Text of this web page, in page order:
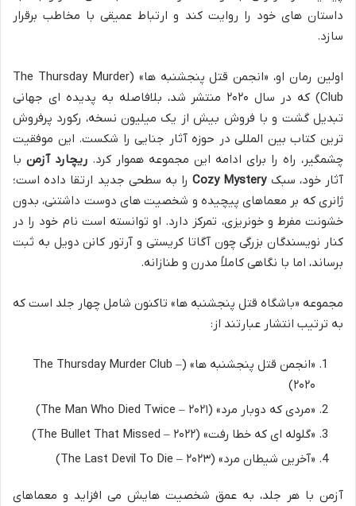
داستان های خود را روایت کند و ارتباط عمیقی با مخاطب برقرار
سازد.
اولین رمان او، «انجمن قتل پنجشنبه ها» (The Thursday Murder
Club) که در سال ۲۰۲۰ منتشر شد، بلافاصله به پدیده ای جهانی
تبدیل گشت و با فروش بیش از یک میلیون نسخه، رکورد پرفروش
ترین کتاب بین المللی در حوزه آثار جنایی را شکست. این موفقیت
چشمگیر، راه را برای ادامه این مجموعه هموار کرد. ریچارد آزمن با
آثار خود، سبکCozy Mysteryرا به سطحی جدید ارتقا داده است؛
ژانری که بر معماهای پیچیده و شخصیت های دوست داشتنی، بدون
خشونت مفرط و خونریزی، تمرکز دارد. او توانسته است نام خود را در
کنار نویسندگان بزرگی چون آگاتا کریستی و آرتور کانن دویل به ثبت
برساند، اما با نگاهی کاملاً مدرن و طنازانه.
مجموعه «باشگاه قتل پنجشنبه ها» تاکنون شامل چهار جلد است که
به ترتیب انتشار عبارتند از:
«انجمن قتل پنجشنبه ها» (The Thursday Murder Club –
۲۰۲۰)
«مردی که دوبار مرد» (The Man Who Died Twice – ۲۰۲۱)
«گلوله ای که خطا رفت» (The Bullet That Missed – ۲۰۲۲)
«آخرین شیطان مرد» (The Last Devil To Die – ۲۰۲۳)
آزمن با هر جلد، به عمق شخصیت هایش می افزاید و معماهای